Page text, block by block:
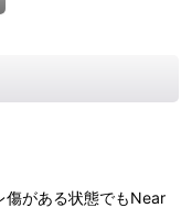
傷がある状態でもNear